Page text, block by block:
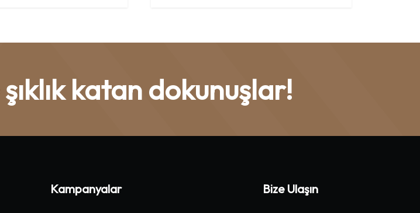
katan dokunuşlar!
Kampanyalar Bize Ulaşın